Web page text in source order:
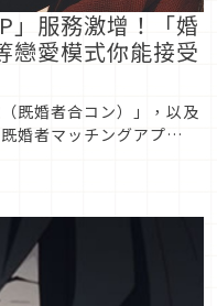
」服務激增！「婚
戀愛模式你能接受
既婚者合コン）」，以及
婚者マッチングアプ
除了讓劇中角色皺眉吐